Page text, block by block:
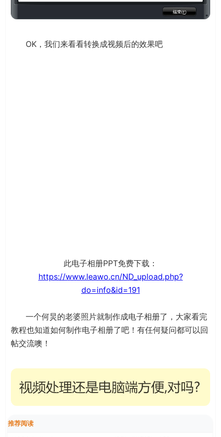
OK，我们来看看转换成视频后的效果吧
此电子相册PPT免费下载：
https://www.leawo.cn/ND_upload.php?
do=info&id=191
一个何炅的老婆照片就制作成电子相册了，大家看完
教程也知道如何制作电子相册了吧！有任何疑问都可以回
帖交流噢！
推荐阅读